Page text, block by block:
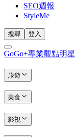
SEO週報
StyleMe
搜尋 登入
GoGo+專業觀點明星
旅遊
美食
影視